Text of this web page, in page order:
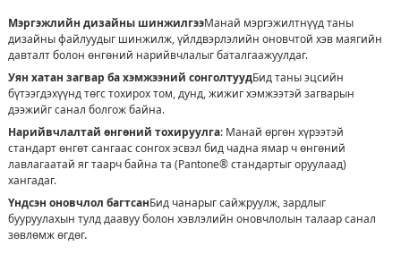
Мэргэжлийн дизайны шинжилгээМанай мэргэжилтнүүд таны
дизайны файлуудыг шинжилж, үйлдвэрлэлийн оновчтой хэв маягийн
давталт болон өнгөний нарийвчлалыг баталгаажуулдаг.
Уян хатан загвар ба хэмжээний сонголтуудБид таны эцсийн
бүтээгдэхүүнд төгс тохирох том, дунд, жижиг хэмжээтэй загварын
дээжийг санал болгож байна.
Нарийвчлалтай өнгөний тохируулга: Манай өргөн хүрээтэй
стандарт өнгөт сангаас сонгох эсвэл бид чадна ямар ч өнгөний
лавлагаатай яг таарч байна та (Pantone® стандартыг оруулаад)
хангадаг.
Үндсэн оновчлол багтсанБид чанарыг сайжруулж, зардлыг
бууруулахын тулд даавуу болон хэвлэлийн оновчлолын талаар санал
зөвлөмж өгдөг.